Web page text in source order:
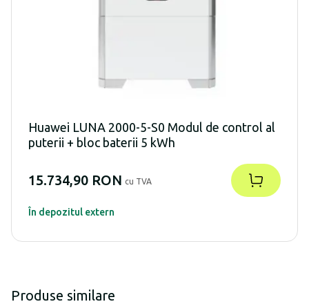
Huawei LUNA 2000-5-S0 Modul de control al
puterii + bloc baterii 5 kWh
15.734,90 RON cu TVA
În depozitul extern
Produse similare